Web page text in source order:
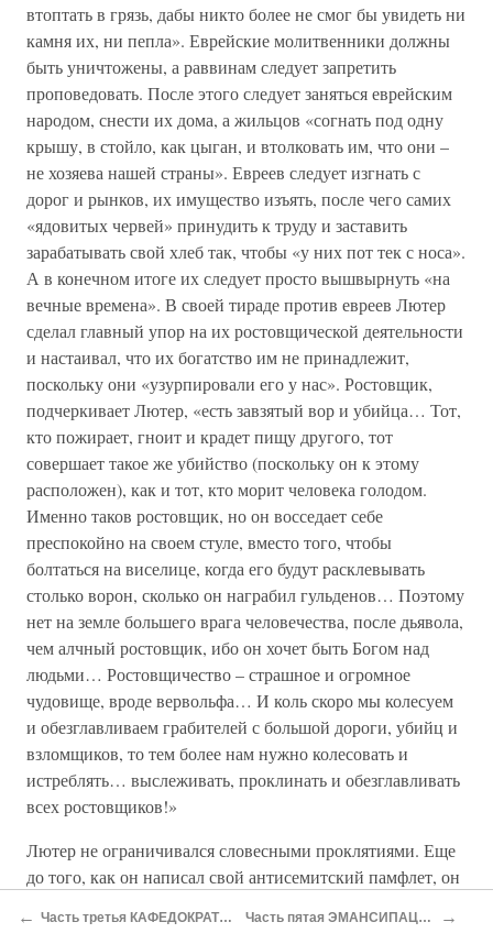
втоптать в грязь, дабы никто более не смог бы увидеть ни
камня их, ни пепла». Еврейские молитвенники должны
быть уничтожены, а раввинам следует запретить
проповедовать. После этого следует заняться еврейским
народом, снести их дома, а жильцов «согнать под одну
крышу, в стойло, как цыган, и втолковать им, что они –
не хозяева нашей страны». Евреев следует изгнать с
дорог и рынков, их имущество изъять, после чего самих
«ядовитых червей» принудить к труду и заставить
зарабатывать свой хлеб так, чтобы «у них пот тек с носа».
А в конечном итоге их следует просто вышвырнуть «на
вечные времена». В своей тираде против евреев Лютер
сделал главный упор на их ростовщической деятельности
и настаивал, что их богатство им не принадлежит,
поскольку они «узурпировали его у нас». Ростовщик,
подчеркивает Лютер, «есть завзятый вор и убийца… Тот,
кто пожирает, гноит и крадет пищу другого, тот
совершает такое же убийство (поскольку он к этому
расположен), как и тот, кто морит человека голодом.
Именно таков ростовщик, но он восседает себе
преспокойно на своем стуле, вместо того, чтобы
болтаться на виселице, когда его будут расклевывать
столько ворон, сколько он награбил гульденов… Поэтому
нет на земле большего врага человечества, после дьявола,
чем алчный ростовщик, ибо он хочет быть Богом над
людьми… Ростовщичество – страшное и огромное
чудовище, вроде вервольфа… И коль скоро мы колесуем
и обезглавливаем грабителей с большой дороги, убийц и
взломщиков, то тем более нам нужно колесовать и
истреблять… выслеживать, проклинать и обезглавливать
всех ростовщиков!»
Лютер не ограничивался словесными проклятиями. Еще
до того, как он написал свой антисемитский памфлет, он
е годы он выжил их из многих немецких городов. В 1543
← Часть третья КАФЕДОКРАТИЯ Часть пятая ЭМАНСИПАЦИЯ →